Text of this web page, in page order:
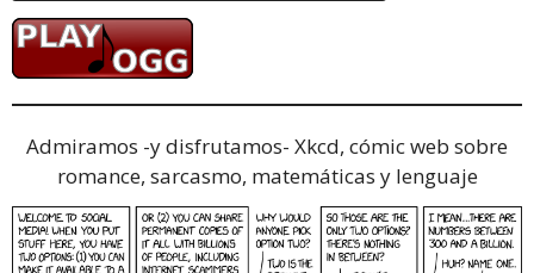
Admiramos -y disfrutamos- Xkcd, cómic web sobre
romance, sarcasmo, matemáticas y lenguaje